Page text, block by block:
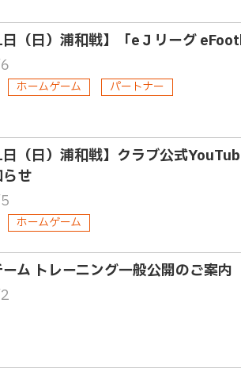
日（日）浦和戦】「eＪリーグ
ホームゲーム パートナー
日（日）浦和戦】クラブ公式
せ
ホームゲーム
ーム トレーニング一般公開のご案内